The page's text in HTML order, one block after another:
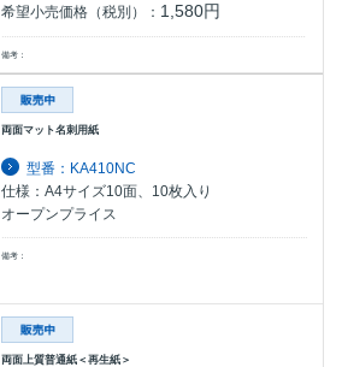
希望小売価格（税別）： 1,580円
備考：
両面マット名刺用紙
型番：KA410NC
仕様：A4サイズ10面、10枚入り
オープンプライス
備考：
両面上質普通紙＜再生紙＞